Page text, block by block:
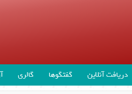
دریافت آنلاین گفتگوها گالری